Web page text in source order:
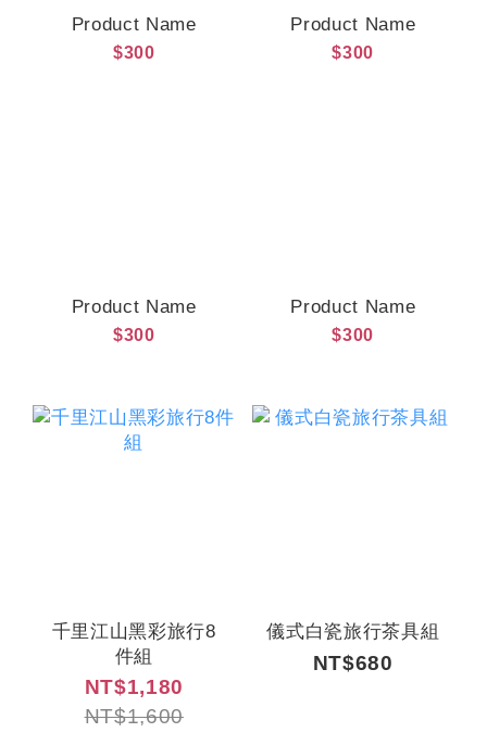
Product Name
$300
Product Name
$300
Product Name
$300
Product Name
$300
千里江山黑彩旅行8
件組
NT$1,180
NT$1,600
儀式白瓷旅行茶具組
NT$680